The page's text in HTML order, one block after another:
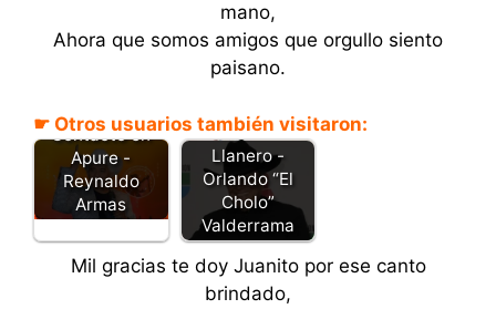
mano,
Ahora que somos amigos que orgullo siento
paisano.
☛ Otros usuarios también visitaron:
Contacto en
Apure -
Reynaldo
Armas
Llanero -
Orlando “El
Cholo”
Valderrama
Mil gracias te doy Juanito por ese canto
brindado,